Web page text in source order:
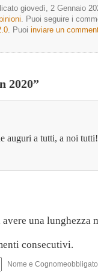
giovedì, 2 Gennaio
. Puoi seguire i
. Puoi inviare un
2020”
auguri a tutti, a noi tutti!
una lunghezza
consecutivi.
Nome e